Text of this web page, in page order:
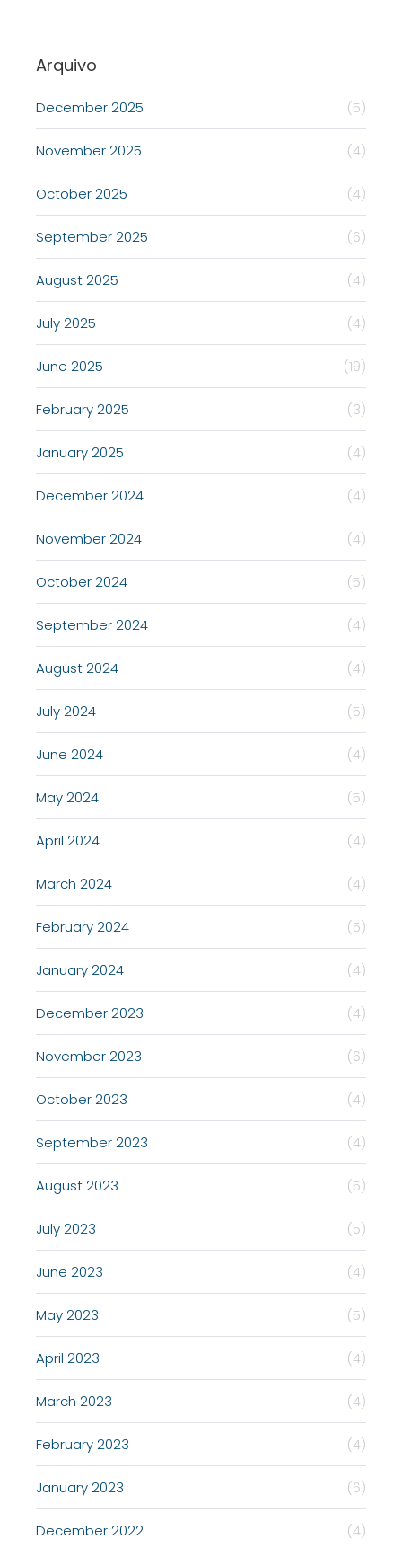
Arquivo
December 2025 (5)
November 2025 (4)
October 2025 (4)
September 2025 (6)
August 2025 (4)
July 2025 (4)
June 2025 (19)
February 2025 (3)
January 2025 (4)
December 2024 (4)
November 2024 (4)
October 2024 (5)
September 2024 (4)
August 2024 (4)
July 2024 (5)
June 2024 (4)
May 2024 (5)
April 2024 (4)
March 2024 (4)
February 2024 (5)
January 2024 (4)
December 2023 (4)
November 2023 (6)
October 2023 (4)
September 2023 (4)
August 2023 (5)
July 2023 (5)
June 2023 (4)
May 2023 (5)
April 2023 (4)
March 2023 (4)
February 2023 (4)
January 2023 (6)
December 2022 (4)